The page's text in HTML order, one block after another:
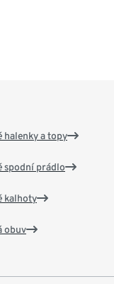
halenky a topy
spodní prádlo
kalhoty
obuv